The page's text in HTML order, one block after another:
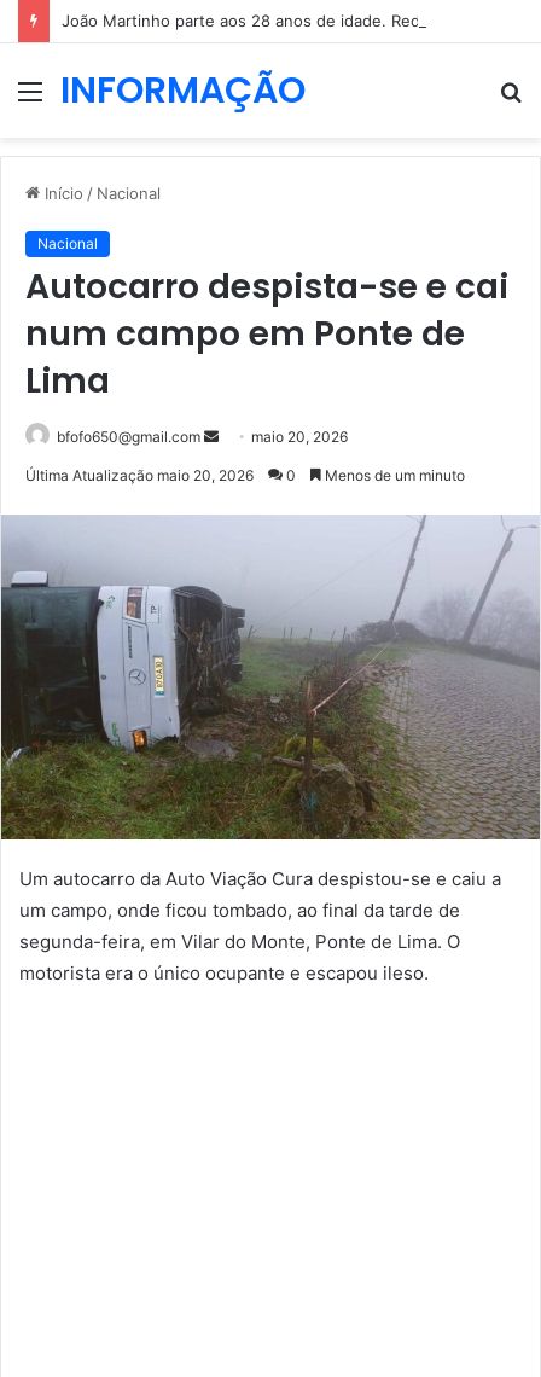
MenuINFORMAÇÃO
Início / Nacional
Nacional
Autocarro despista-se e cai
num campo em Ponte de
Lima
bfofo650@gmail.com
Mandemaio 20, 2026
Última Atualização maio 20, 2026 0 Menos de um minuto
Um autocarro da Auto Viação Cura despistou-se e caiu a
um campo, onde ficou tombado, ao final da tarde de
segunda-feira, em Vilar do Monte, Ponte de Lima. O
motorista era o único ocupante e escapou ileso.